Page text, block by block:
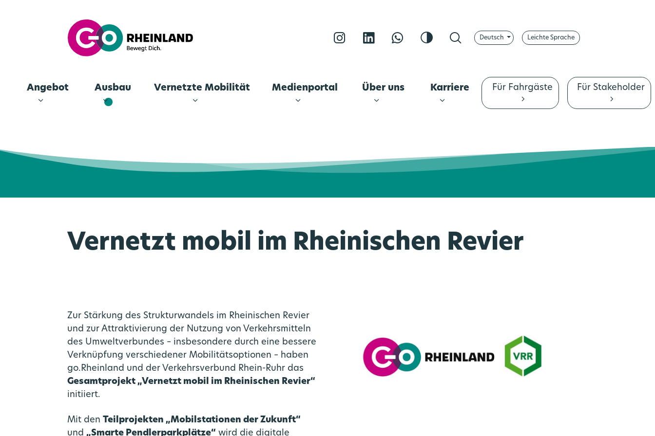
Deutsch Leichte Sprache
Angebot Ausbau Vernetzte Mobilität Medienportal Über uns Karriere Für Fahrgäste Für Stakeholder
Vernetzt mobil im Rheinischen Revier
Zur Stärkung des Strukturwandels im Rheinischen Revier
und zur Attraktivierung der Nutzung von Verkehrsmitteln
des Umweltverbundes – insbesondere durch eine bessere
Verknüpfung verschiedener Mobilitätsoptionen – haben
go.Rheinland und der Verkehrsverbund Rhein-Ruhr das
Gesamtprojekt „Vernetzt mobil im Rheinischen Revier“
initiiert.
Mit den Teilprojekten „Mobilstationen der Zukunft“
und „Smarte Pendlerparkplätze“ wird die digitaleBahnknoten Köln
Mobilstationen
go.Rheinland GmbH
Stellenportal